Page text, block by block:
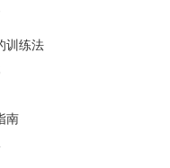
将两者置于同等体重级
训练法
南